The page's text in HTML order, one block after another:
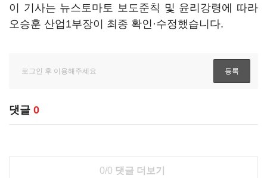
이 기사는 뉴스토마토 보도준칙 및 윤리강령에 따라
오승훈 산업1부장이 최종 확인·수정했습니다.
댓글 0
0/0 댓글 더보기